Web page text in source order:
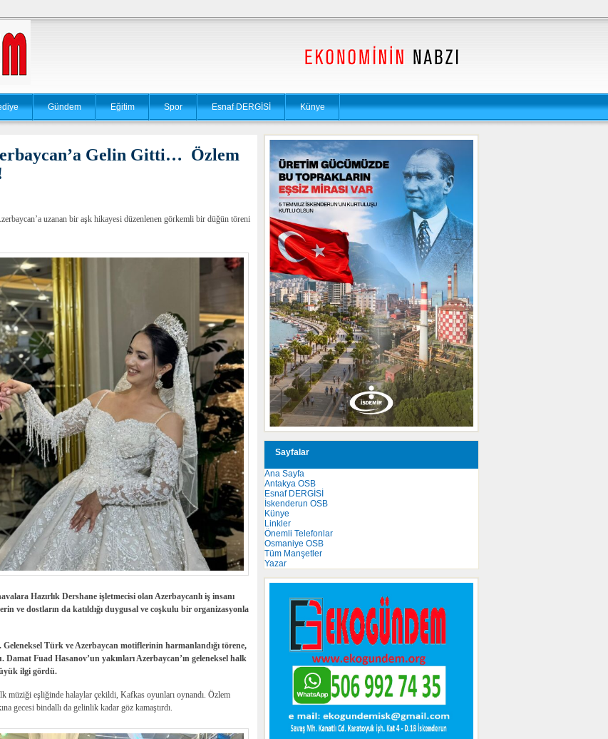
Gündem Eğitim Spor Esnaf DERGİSİ Künye
Gelin Gitti… Özlem
uzanan bir aşk hikayesi düzenlenen görkemli bir düğün töreni
Hazırlık Dershane işletmecisi olan Azerbaycanlı iş insanı
ve dostların da katıldığı duygusal ve coşkulu bir organizasyonla
Türk ve Azerbaycan motiflerinin harmanlandığı törene,
Fuad Hasanov’un yakınları Azerbaycan’ın geleneksel halk
ilgi gördü.
müziği eşliğinde halaylar çekildi, Kafkas oyunları oynandı. Özlem
gecesi bindallı da gelinlik kadar göz kamaştırdı.
Sayfalar
Ana Sayfa
Antakya OSB
Esnaf DERGİSİ
İskenderun OSB
Künye
Linkler
Önemli Telefonlar
Osmaniye OSB
Tüm Manşetler
Yazar